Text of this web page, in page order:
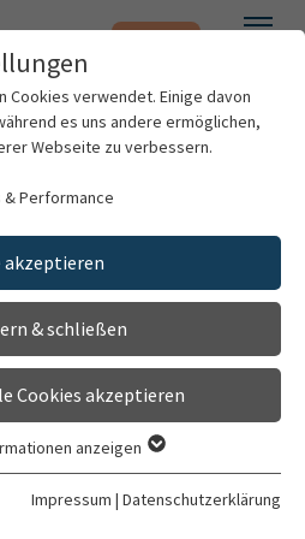
Notfall
und Stoffwechselmedizin
Cookies verwendet. Einige davon
es uns andere ermöglichen,
Webseite zu verbessern.
& Performance
akzeptieren
& schließen
Cookies akzeptieren
für grundlegende Funktionen der
ist gewährleistet, dass die
anzeigen
Impressum | Datenschutzerklärung